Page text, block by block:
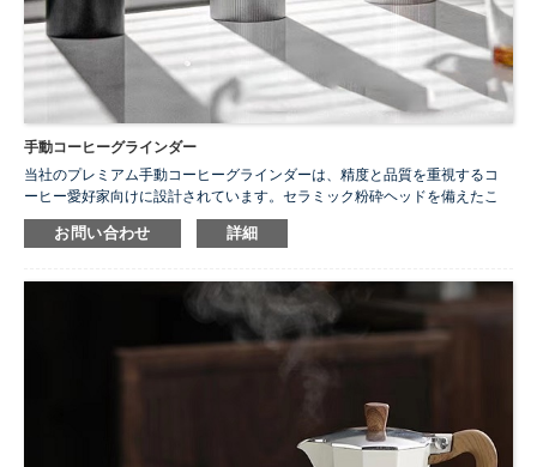
手動コーヒーグラインダー
当社のプレミアム手動コーヒーグラインダーは、精度と品質を重視するコ
ーヒー愛好家向けに設計されています。セラミック粉砕ヘッドを備えたこ
のグラインダーは、毎回均一な粉砕を保証し、さまざまな抽出方法に合わ
せて粗さをカスタマイズできます。透明なガラス製パウダーコンテナーに
摂取できます。
お問い合わせ 詳細